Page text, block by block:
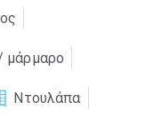
μάρμαρο
Ντουλάπα